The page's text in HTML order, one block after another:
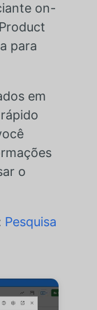
on-
para
em
o
Pesquisa